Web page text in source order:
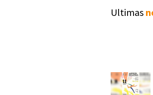
Ultimas